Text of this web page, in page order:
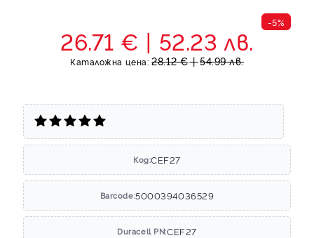
-5%
26.71 € 52.23 лв.
Каталожна цена: 28.12 € 54.99 лв.
Код:CEF27
Barcode:5000394036529
Duracell PN:CEF27